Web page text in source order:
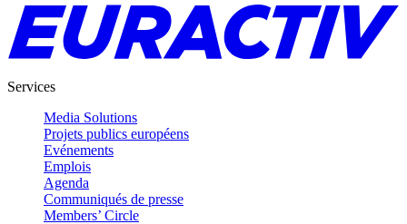
Services
Media Solutions
Projets publics européens
Evénements
Emplois
Agenda
Communiqués de presse
Members’ Circle